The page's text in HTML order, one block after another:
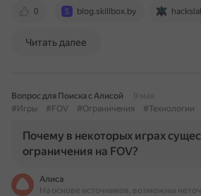
0 blog.skillbox.by
Читать далее
Вопрос для Поиска с Алисой
9 мая
#Игры
#FOV #Ограничения #Технологии
Почему в некоторых играх
ограничения на FOV?
Алиса
На основе источников, возможны